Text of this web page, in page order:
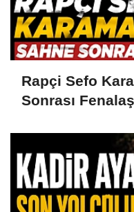
Rapçi Sefo
Sonrası